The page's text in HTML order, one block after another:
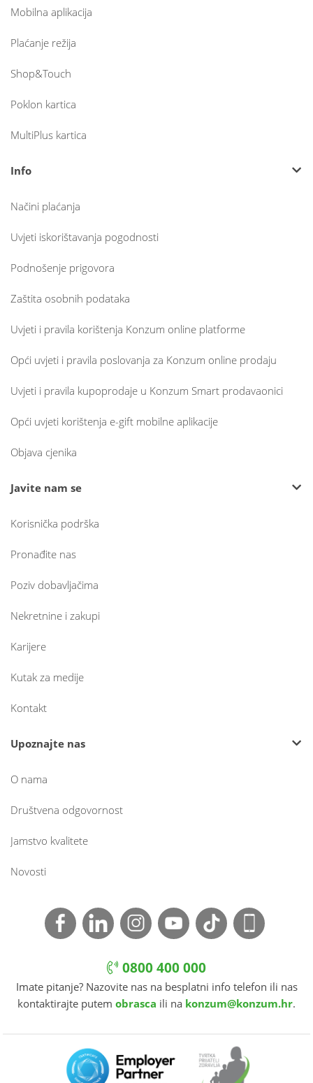
Mobilna aplikacija
Plaćanje režija
Shop&Touch
Poklon kartica
MultiPlus kartica
Info
Načini plaćanja
Uvjeti iskorištavanja pogodnosti
Podnošenje prigovora
Zaštita osobnih podataka
Uvjeti i pravila korištenja Konzum online platforme
Opći uvjeti i pravila poslovanja za Konzum online prodaju
Uvjeti i pravila kupoprodaje u Konzum Smart prodavaonici
Opći uvjeti korištenja e-gift mobilne aplikacije
Objava cjenika
Javite nam se
Korisnička podrška
Pronađite nas
Poziv dobavljačima
Nekretnine i zakupi
Karijere
Kutak za medije
Kontakt
Upoznajte nas
O nama
Društvena odgovornost
Jamstvo kvalitete
Novosti
0800 400 000
Imate pitanje? Nazovite nas na besplatni info telefon ili nas
kontaktirajte putem obrasca ili na konzum@konzum.hr.